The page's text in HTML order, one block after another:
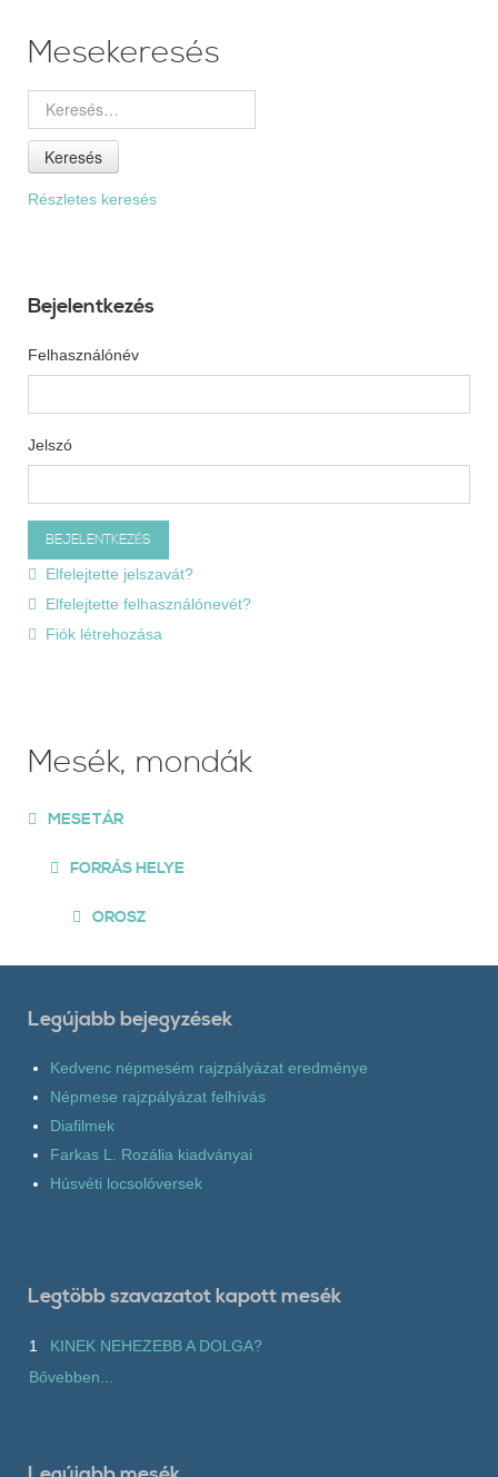
Mesekeresés
Keresés
Részletes keresés
Bejelentkezés
Felhasználónév
Jelszó
Elfelejtette jelszavát?
Elfelejtette felhasználónevét?
Fiók létrehozása
Mesék, mondák
MESETÁR
FORRÁS HELYE
OROSZ
Legújabb bejegyzések
Kedvenc népmesém rajzpályázat eredménye
Népmese rajzpályázat felhívás
Diafilmek
Farkas L. Rozália kiadványai
Húsvéti locsolóversek
Legtöbb szavazatot kapott mesék
1
KINEK NEHEZEBB A DOLGA?
Bővebben...